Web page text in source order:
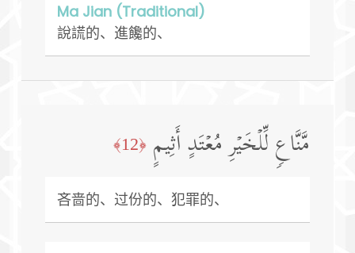
Ma Jian (Traditional)
說謊的、進饞的、
مَّنَّاعࣲ لِّلۡخَیۡرِ مُعۡتَدٍ أَثِیمٍ ﴿12﴾
吝啬的、过份的、犯罪的、